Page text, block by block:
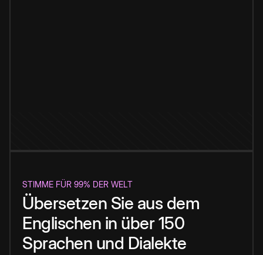
STIMME FÜR 99% DER WELT
Übersetzen Sie aus dem
Englischen in über 150
Sprachen und Dialekte